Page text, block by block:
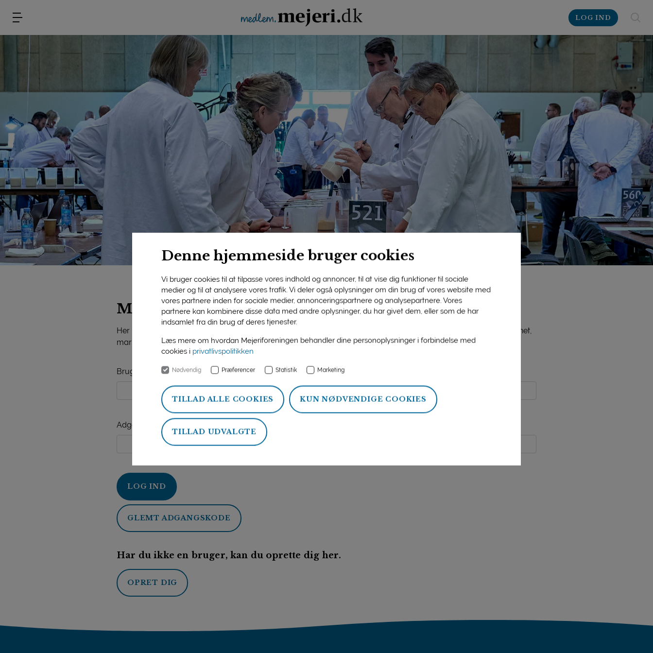
Denne hjemmeside bruger cookies
Vi bruger cookies til at tilpasse vores indhold og annoncer, til at vise dig funktioner til sociale
medier og til at analysere vores trafik. Vi deler også oplysninger om din brug af vores website med
vores partnere inden for sociale medier, annonceringspartnere og analysepartnere. Vores
partnere kan kombinere disse data med andre oplysninger, du har givet dem, eller som de har
indsamlet fra din brug af deres tjenester.
Læs mere om hvordan Mejeriforeningen behandler dine personoplysninger i forbindelse med
cookies i privatlivspolitikken
Nødvendig Præferencer Statistik Marketing
TILLAD ALLE COOKIES KUN NØDVENDIGE COOKIES
TILLAD UDVALGTE
LOG IND
Mejeriforeningens medlemsside
Her på siden finder du viden og information om ydelser, som Mejeriforeningen tilbyder sine medlemmer, bl.a. PLInet,
markedsorientering, mejeristatistik, politik og arrangementer.
Brugernavn
Adgangskode
LOG IND
GLEMT ADGANGSKODE
Har du ikke en bruger, kan du oprette dig her.
OPRET DIG